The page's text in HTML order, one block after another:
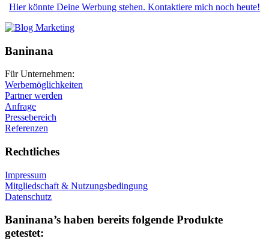
Hier könnte Deine Werbung stehen. Kontaktiere mich noch heute!
Baninana
Für Unternehmen:
Werbemöglichkeiten
Partner werden
Anfrage
Pressebereich
Referenzen
Rechtliches
Impressum
Mitgliedschaft & Nutzungsbedingung
Datenschutz
Baninana’s haben bereits folgende Produkte
getestet: